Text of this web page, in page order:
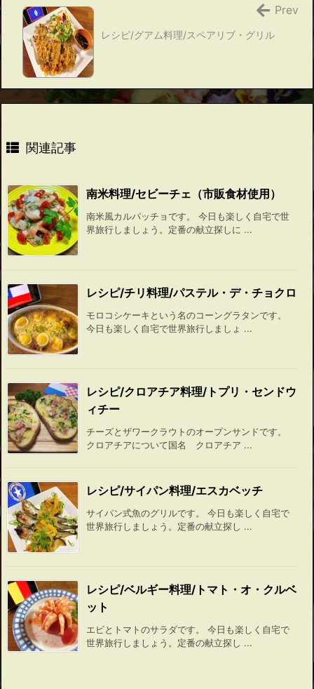
レシピ/グアム料理/スペアリブ・グリル
Prev
関連記事
南米料理/セビーチェ（市販食材使用）
南米風カルパッチョです。 今日も楽しく自宅で世
界旅行しましょう。定番の献立探しに ...
レシピ/チリ料理/パステル・デ・チョクロ
モロコシケーキという名のコーングラタンです。
今日も楽しく自宅で世界旅行しましょ ...
レシピ/クロアチア料理/トプリ・センドウ
ィチー
チーズとザワークラウトのオープンサンドです。
クロアチアについて国名 クロアチア ...
レシピ/サイパン料理/エスカベッチ
サイパン式魚のグリルです。 今日も楽しく自宅で
世界旅行しましょう。定番の献立探し ...
レシピ/ベルギー料理/トマト・オ・クルベ
ット
エビとトマトのサラダです。 今日も楽しく自宅で
世界旅行しましょう。定番の献立探し ...